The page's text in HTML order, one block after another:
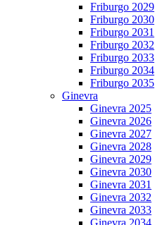
Friburgo 2029
Friburgo 2030
Friburgo 2031
Friburgo 2032
Friburgo 2033
Friburgo 2034
Friburgo 2035
Ginevra
Ginevra 2025
Ginevra 2026
Ginevra 2027
Ginevra 2028
Ginevra 2029
Ginevra 2030
Ginevra 2031
Ginevra 2032
Ginevra 2033
Ginevra 2034